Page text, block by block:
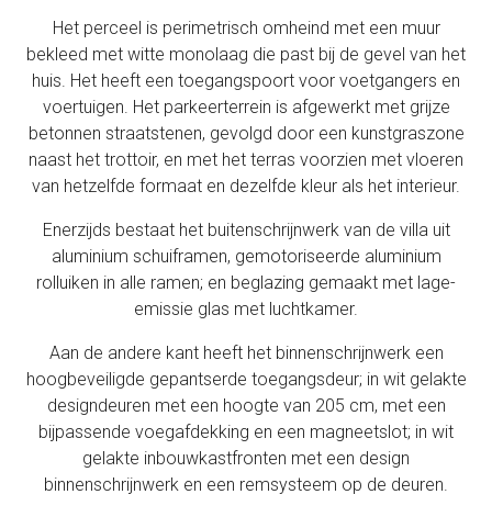
Het perceel is perimetrisch omheind met een muur
bekleed met witte monolaag die past bij de gevel van het
huis. Het heeft een toegangspoort voor voetgangers en
voertuigen. Het parkeerterrein is afgewerkt met grijze
betonnen straatstenen, gevolgd door een kunstgraszone
naast het trottoir, en met het terras voorzien met vloeren
van hetzelfde formaat en dezelfde kleur als het interieur.
Enerzijds bestaat het buitenschrijnwerk van de villa uit
aluminium schuiframen, gemotoriseerde aluminium
rolluiken in alle ramen; en beglazing gemaakt met lage-
emissie glas met luchtkamer.
Aan de andere kant heeft het binnenschrijnwerk een
hoogbeveiligde gepantserde toegangsdeur; in wit gelakte
designdeuren met een hoogte van 205 cm, met een
bijpassende voegafdekking en een magneetslot; in wit
gelakte inbouwkastfronten met een design
binnenschrijnwerk en een remsysteem op de deuren.